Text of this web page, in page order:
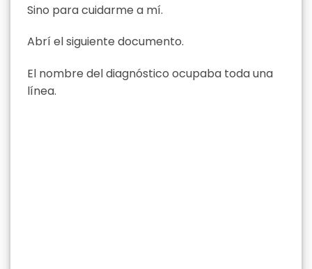
Sino para cuidarme a mí.
Abrí el siguiente documento.
El nombre del diagnóstico ocupaba toda una
línea.